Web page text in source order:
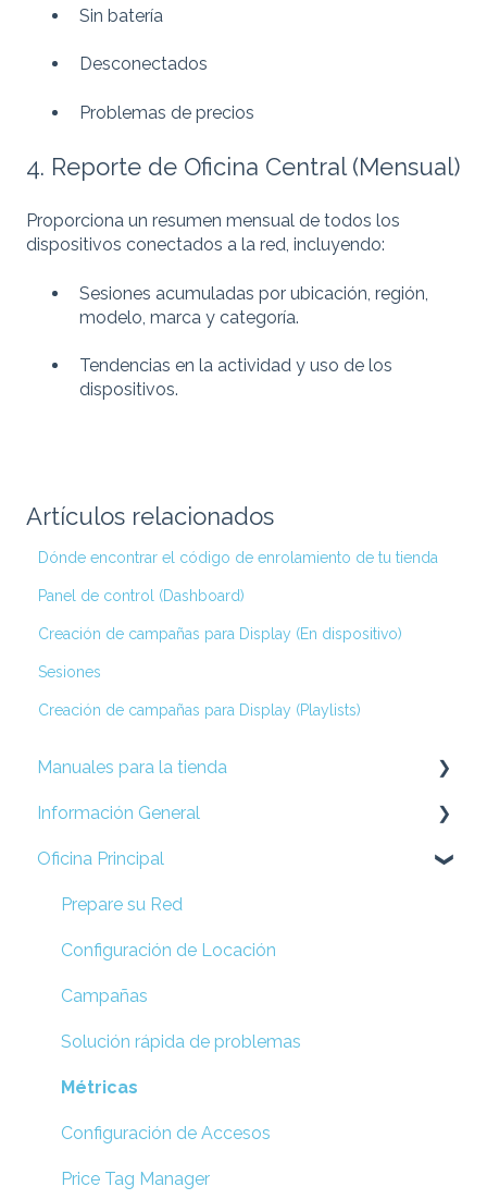
Sin batería
Desconectados
Problemas de precios
4. Reporte de Oficina Central (Mensual)
Proporciona un resumen mensual de todos los
dispositivos conectados a la red, incluyendo:
Sesiones acumuladas por ubicación, región,
modelo, marca y categoría.
Tendencias en la actividad y uso de los
dispositivos.
Artículos relacionados
Dónde encontrar el código de enrolamiento de tu tienda
Panel de control (Dashboard)
Creación de campañas para Display (En dispositivo)
Sesiones
Creación de campañas para Display (Playlists)
Manuales para la tienda
Display (Android)
Presenter (iOS)
Métodos alternativos y Retail Mode
Soluciones alternativas
Remote DS
Guía de soluciones rápidas
Display DS
Telefonica España
SmartCircle Display para Windows
Información General
Preguntas Frecuentes
Oficina Principal
Prepare su Red
Configuración de Locación
Campañas
Solución rápida de problemas
Métricas
Configuración de Accesos
Price Tag Manager